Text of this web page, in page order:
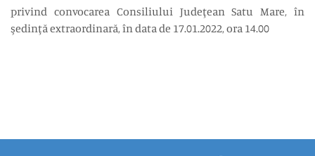
privind convocarea Consiliului Judeţean Satu Mare, în
şedinţă extraordinară, în data de 17.01.2022, ora 14.00